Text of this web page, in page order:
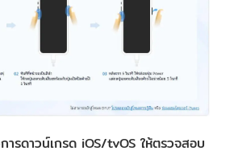
รดาวน์เกรด iOS/tvOS ให้ตรวจสอบ